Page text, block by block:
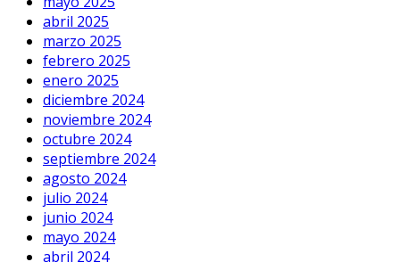
abril 2025
marzo 2025
febrero 2025
enero 2025
diciembre 2024
noviembre 2024
octubre 2024
septiembre 2024
agosto 2024
julio 2024
junio 2024
mayo 2024
abril 2024